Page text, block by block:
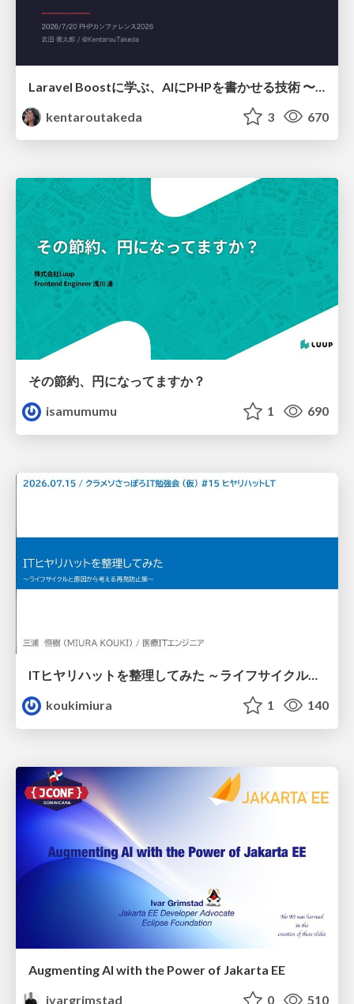
kentaroutakeda
3 670
その節約、円になってますか？
isamumumu
1 690
ITヒヤリハットを整理してみた ～ライフサイクルと原因から考える再発防止策～
koukimiura
1 140
Augmenting AI with the Power of Jakarta EE
ivargrimstad
0 510